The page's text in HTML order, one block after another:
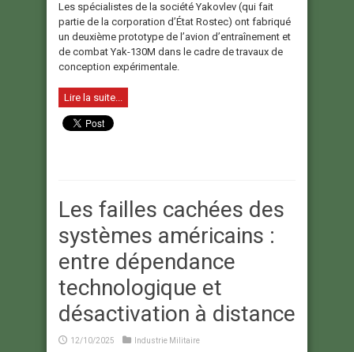
Les spécialistes de la société Yakovlev (qui fait
partie de la corporation d’État Rostec) ont fabriqué
un deuxième prototype de l’avion d’entraînement et
de combat Yak-130M dans le cadre de travaux de
conception expérimentale.
Lire la suite...
Les failles cachées des
systèmes américains :
entre dépendance
technologique et
désactivation à distance
12/10/2025 Industrie Militaire